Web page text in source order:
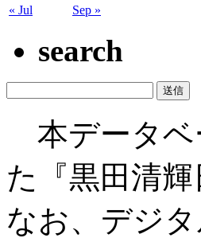
« Jul Sep »
search
本データベ
た『黒田清
なお、デジ